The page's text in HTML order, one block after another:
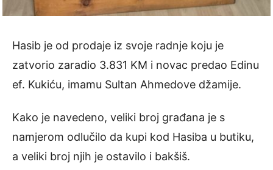
Hasib je od prodaje iz svoje radnje koju je
zatvorio zaradio 3.831 KM i novac predao Edinu
ef. Kukiću, imamu Sultan Ahmedove džamije.
Kako je navedeno, veliki broj građana je s
namjerom odlučilo da kupi kod Hasiba u butiku,
a veliki broj njih je ostavilo i bakšiš.